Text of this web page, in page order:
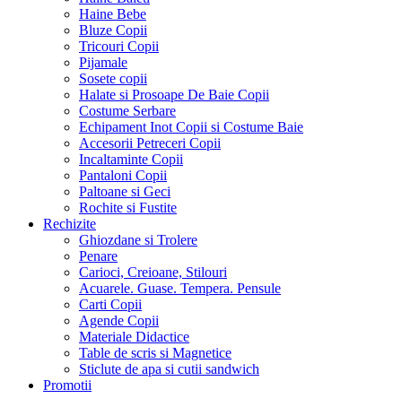
Haine Bebe
Bluze Copii
Tricouri Copii
Pijamale
Sosete copii
Halate si Prosoape De Baie Copii
Costume Serbare
Echipament Inot Copii si Costume Baie
Accesorii Petreceri Copii
Incaltaminte Copii
Pantaloni Copii
Paltoane si Geci
Rochite si Fustite
Rechizite
Ghiozdane si Trolere
Penare
Carioci, Creioane, Stilouri
Acuarele. Guase. Tempera. Pensule
Carti Copii
Agende Copii
Materiale Didactice
Table de scris si Magnetice
Sticlute de apa si cutii sandwich
Promotii